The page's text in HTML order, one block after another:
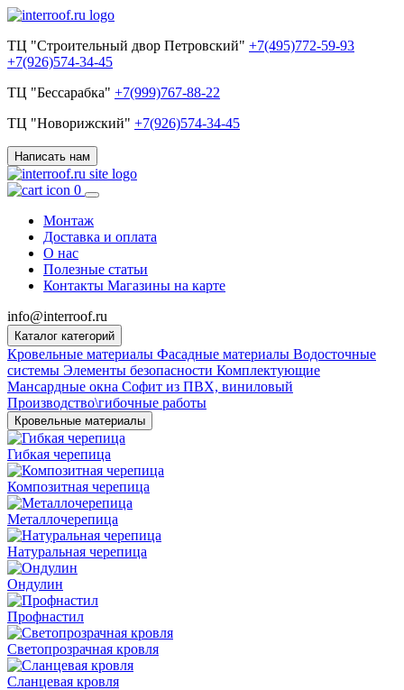
ТЦ "Строительный двор Петровский" +7(495)772-59-93
+7(926)574-34-45
ТЦ "Бессарабка" +7(999)767-88-22
ТЦ "Новорижский" +7(926)574-34-45
Написать нам
0
Монтаж
Доставка и оплата
О нас
Полезные статьи
Контакты Магазины на карте
info@interroof.ru
Каталог категорий
Кровельные материалы Фасадные материалы Водосточные
системы Элементы безопасности Комплектующие
Мансардные окна Софит из ПВХ, виниловый
Производство\гибочные работы
Кровельные материалы
Гибкая черепица
Композитная черепица
Металлочерепица
Натуральная черепица
Ондулин
Профнастил
Светопрозрачная кровля
Сланцевая кровля